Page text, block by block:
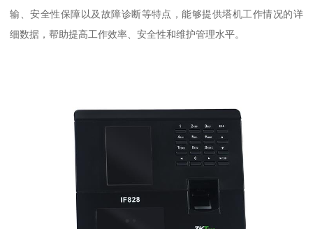
输、安全性保障以及故障诊断等特点，能够提供塔机工作情况的详
细数据，帮助提高工作效率、安全性和维护管理水平。